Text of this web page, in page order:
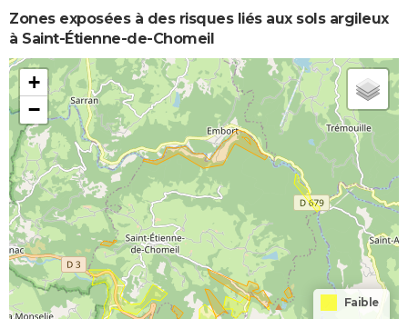
Zones exposées à des risques liés aux sols argileux
à Saint-Étienne-de-Chomeil
+
−
Faible